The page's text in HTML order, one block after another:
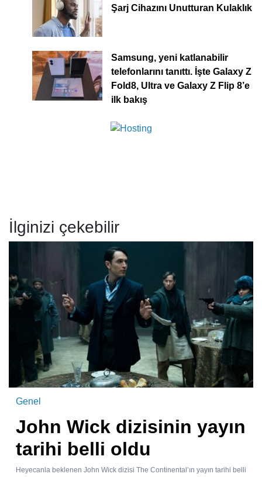
Şarj Cihazını Unutturan Kulaklık
Samsung, yeni katlanabilir
telefonlarını tanıttı. İşte Galaxy Z
Fold8, Ultra ve Galaxy Z Flip 8’e
ilk bakış
İlginizi çekebilir
Genel
John Wick dizisinin yayın
tarihi belli oldu
Heyecanla beklenen John Wick dizisi The Continental’ın yayın tarihi belli